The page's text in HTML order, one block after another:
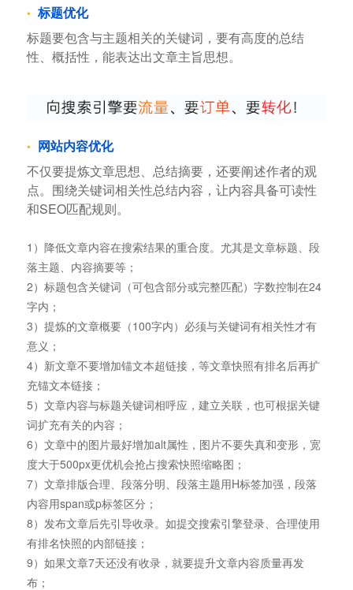
标题优化
标题要包含与主题相关的关键词，要有高度的总结
性、概括性，能表达出文章主旨思想。
网站内容优化
不仅要提炼文章思想、总结摘要，还要阐述作者的观
点。围绕关键词相关性总结内容，让内容具备可读性
和SEO匹配规则。
1）降低文章内容在搜索结果的重合度。尤其是文章标题、段
落主题、内容摘要等；
2）标题包含关键词（可包含部分或完整匹配）字数控制在24
字内；
3）提炼的文章概要（100字内）必须与关键词有相关性才有
意义；
4）新文章不要增加锚文本超链接，等文章快照有排名后再扩
充锚文本链接；
5）文章内容与标题关键词相呼应，建立关联，也可根据关键
词扩充有关的内容；
6）文章中的图片最好增加alt属性，图片不要失真和变形，宽
度大于500px更优机会抢占搜索快照缩略图；
7）文章排版合理、段落分明、段落主题用H标签加强，段落
内容用span或p标签区分；
8）发布文章后先引导收录。如提交搜索引擎登录、合理使用
有排名快照的内部链接；
9）如果文章7天还没有收录，就要提升文章内容质量再发
布；